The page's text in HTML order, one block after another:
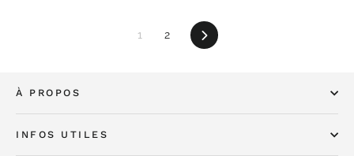
1 2 Suivant
À PROPOS
INFOS UTILES